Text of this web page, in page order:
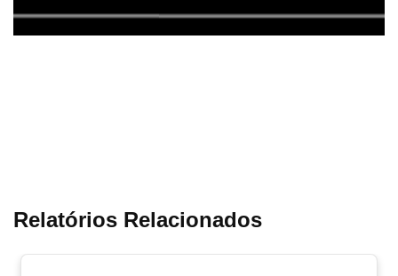
Relatórios Relacionados